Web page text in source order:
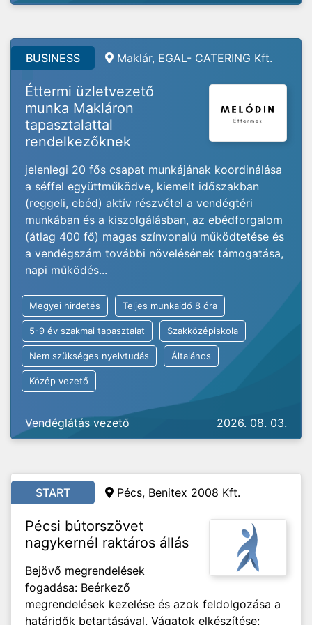
BUSINESS Maklár, EGAL- CATERING Kft.
Éttermi üzletvezető
munka Makláron
tapasztalattal
rendelkezőknek
jelenlegi 20 fős csapat munkájának koordinálása
a séffel együttműködve, kiemelt időszakban
(reggeli, ebéd) aktív részvétel a vendégtéri
munkában és a kiszolgálásban, az ebédforgalom
(átlag 400 fő) magas színvonalú működtetése és
a vendégszám további növelésének támogatása,
napi működés...
Megyei hirdetés Teljes munkaidő 8 óra
5-9 év szakmai tapasztalat Szakközépiskola
Nem szükséges nyelvtudás Általános
Közép vezető
Vendéglátás vezető 2026. 08. 03.
START Pécs, Benitex 2008 Kft.
Pécsi bútorszövet
nagykernél raktáros állás
Bejövő megrendelések
fogadása: Beérkező
megrendelések kezelése és azok feldolgozása a
határidők betartásával. Vágatok elkészítése: